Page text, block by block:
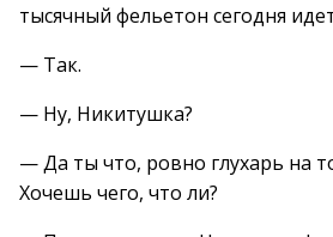
тысячный фельетон сегодня
— Так.
— Ну, Никитушка?
— Да ты что, ровно глухарь на
Хочешь чего, что ли?